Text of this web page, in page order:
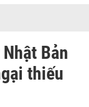
Bản
thiếu